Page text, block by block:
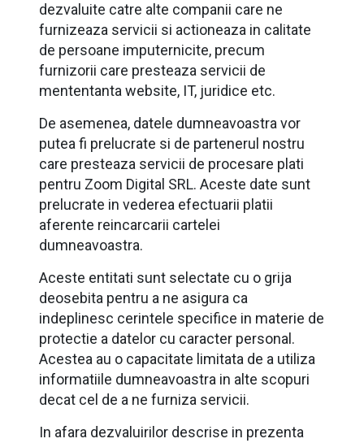
dezvaluite catre alte companii care ne
furnizeaza servicii si actioneaza in calitate
de persoane imputernicite, precum
furnizorii care presteaza servicii de
mententanta website, IT, juridice etc.
De asemenea, datele dumneavoastra vor
putea fi prelucrate si de partenerul nostru
care presteaza servicii de procesare plati
pentru Zoom Digital SRL. Aceste date sunt
prelucrate in vederea efectuarii platii
aferente reincarcarii cartelei
dumneavoastra.
Aceste entitati sunt selectate cu o grija
deosebita pentru a ne asigura ca
indeplinesc cerintele specifice in materie de
protectie a datelor cu caracter personal.
Acestea au o capacitate limitata de a utiliza
informatiile dumneavoastra in alte scopuri
decat cel de a ne furniza servicii.
In afara dezvaluirilor descrise in prezenta